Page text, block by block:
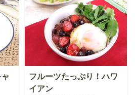
フルーツたっぷり！ハワ
イアン